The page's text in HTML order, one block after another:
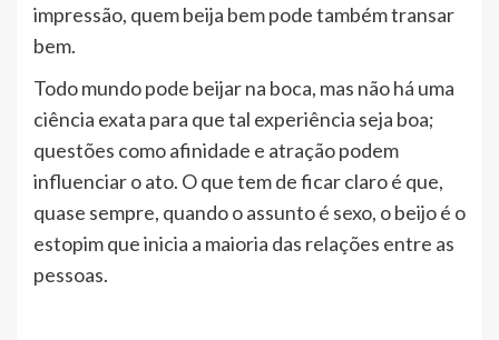
impressão, quem beija bem pode também transar
bem.
Todo mundo pode beijar na boca, mas não há uma
ciência exata para que tal experiência seja boa;
questões como afinidade e atração podem
influenciar o ato. O que tem de ficar claro é que,
quase sempre, quando o assunto é sexo, o beijo é o
estopim que inicia a maioria das relações entre as
pessoas.